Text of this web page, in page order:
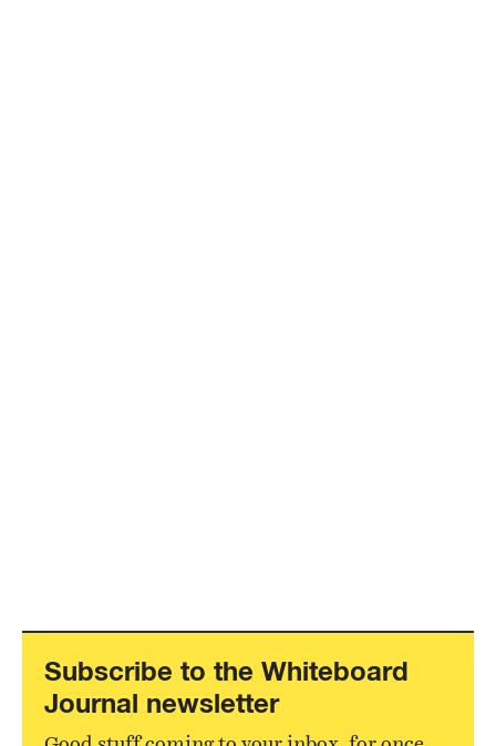
Subscribe to the Whiteboard
Journal newsletter